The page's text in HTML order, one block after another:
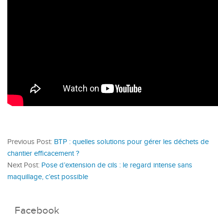
Previous Post: BTP : quelles solutions pour gérer les déchets de
chantier efficacement ?
Next Post: Pose d’extension de cils : le regard intense sans
maquillage, c’est possible
Facebook